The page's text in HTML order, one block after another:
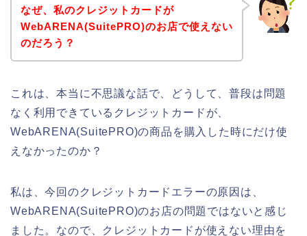
なぜ、私のクレジットカードが
WebARENA(SuitePRO)のお店で使えない
のだろう？
これは、本当に不思議な話で、どうして、普段は問題
なく利用できているクレジットカードが、
WebARENA(SuitePRO)の商品を購入した時にだけ使
えなかったのか？
私は、今回のクレジットカードエラーの原因は、
WebARENA(SuitePRO)のお店の問題ではないと感じ
ました。なので、クレジットカードが使えない理由を